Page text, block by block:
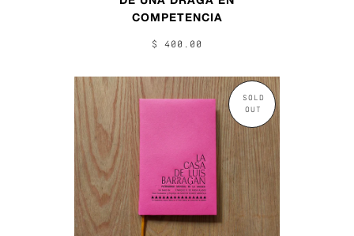
COMPETENCIA
$ 400.00
SOLD
OUT